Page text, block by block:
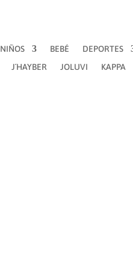
NIÑOS BEBÉ DEPORTES
J´HAYBER JOLUVI KAPPA